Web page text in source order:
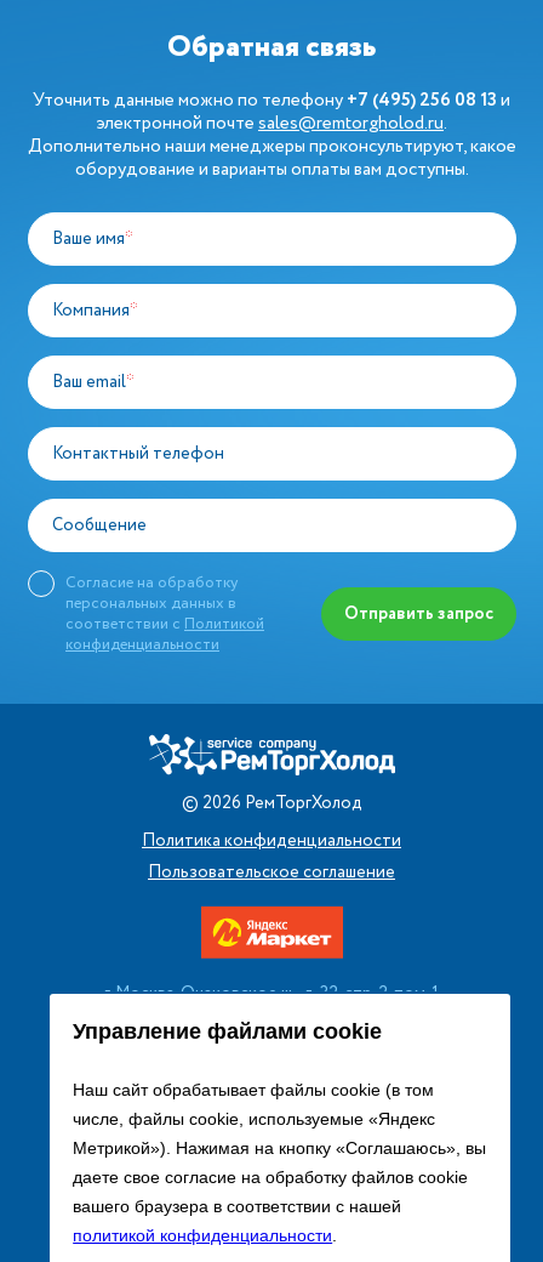
Управление файлами cookie
Наш сайт обрабатывает файлы cookie (в том
числе, файлы cookie, используемые «Яндекс
Метрикой»). Нажимая на кнопку «Соглашаюсь», вы
даете свое согласие на обработку файлов cookie
вашего браузера в соответствии с нашей
политикой конфиденциальности.
Обратная связь
Уточнить данные можно по телефону+7 (495) 256 08 13и
электронной почтеsales@remtorgholod.ru.
Дополнительно наши менеджеры проконсультируют, какое
оборудование и варианты оплаты вам доступны.
Ваше имя*
Компания*
Ваш email*
Контактный телефон
Сообщение
Согласие на обработку
персональных данных в
соответствии с Политикой
конфиденциальности
Отправить запрос
© 2026 РемТоргХолод
Политика конфиденциальности
Пользовательское соглашение
г. Москва, Очаковское ш., д. 32, стр. 2, пом. 1
+7 (495) 256 08 13
Заказать звонок
sales@remtorgholod.ru
Разработка и продвижение сайта